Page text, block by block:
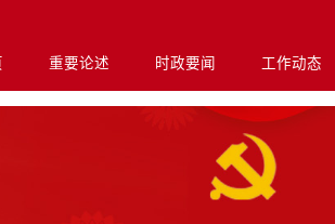
重要论述 时政要闻 工作动态